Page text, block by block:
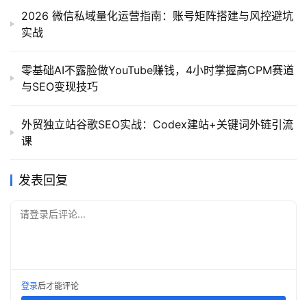
2026 微信私域量化运营指南：账号矩阵搭建与风控避坑
实战
零基础AI不露脸做YouTube赚钱，4小时掌握高CPM赛道
与SEO变现技巧
外贸独立站谷歌SEO实战：Codex建站+关键词外链引流
课
发表回复
请登录后评论...
登录后才能评论